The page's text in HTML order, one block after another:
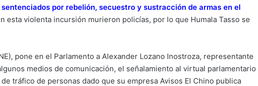
por rebelión, secuestro y sustracción de armas en el
esta violenta incursión murieron policías, por lo que Humala Tasso se
pone en el Parlamento a Alexander Lozano Inostroza, representante
medios de comunicación, el señalamiento al virtual parlamentario
tráfico de personas dado que su empresa Avisos El Chino publica